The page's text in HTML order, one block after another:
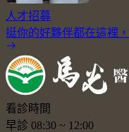
人才招募
挺你的好夥伴都在這裡
看診時間
早診 08:30 ~ 12:00